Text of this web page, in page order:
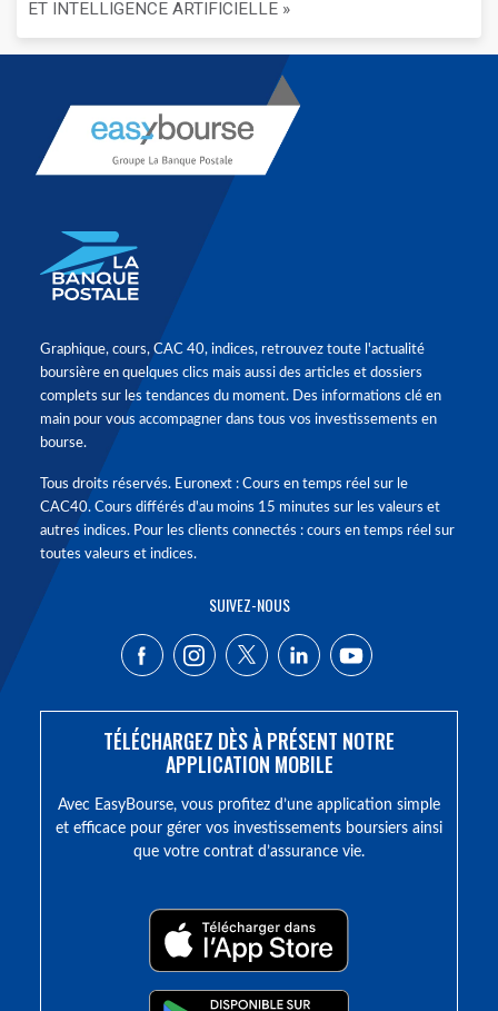
ET INTELLIGENCE ARTIFICIELLE »
Graphique, cours, CAC 40, indices, retrouvez toute l'actualité
boursière en quelques clics mais aussi des articles et dossiers
complets sur les tendances du moment. Des informations clé en
main pour vous accompagner dans tous vos investissements en
bourse.
Tous droits réservés. Euronext : Cours en temps réel sur le
CAC40. Cours différés d'au moins 15 minutes sur les valeurs et
autres indices. Pour les clients connectés : cours en temps réel sur
toutes valeurs et indices.
SUIVEZ-NOUS
TÉLÉCHARGEZ DÈS À PRÉSENT NOTRE
APPLICATION MOBILE
Avec EasyBourse, vous profitez d’une application simple
et efficace pour gérer vos investissements boursiers ainsi
que votre contrat d’assurance vie.